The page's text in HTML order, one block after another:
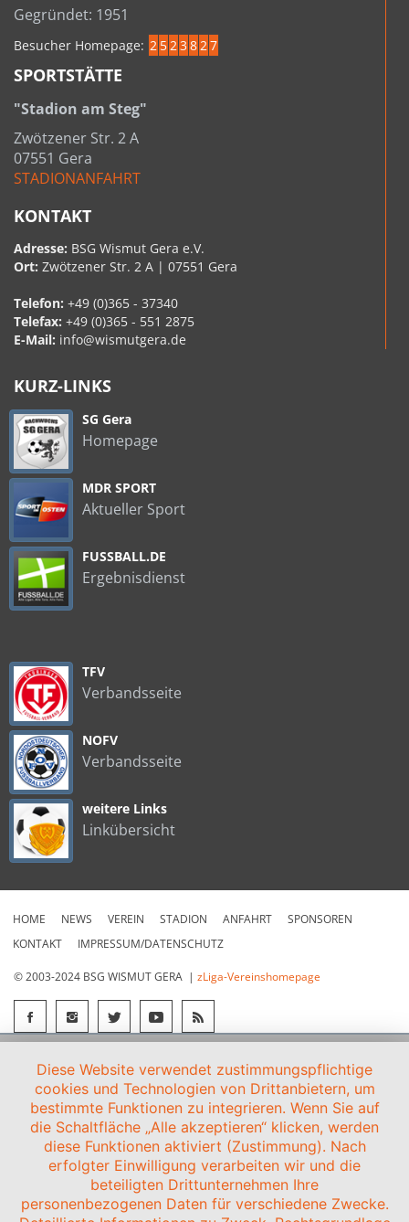
Gegründet: 1951
Besucher Homepage: 2 523 827
SPORTSTÄTTE
"Stadion am Steg"
Zwötzener Str. 2 A
07551 Gera
STADIONANFAHRT
KONTAKT
Adresse: BSG Wismut Gera e.V.
Ort: Zwötzener Str. 2 A | 07551 Gera
Telefon: +49 (0)365 - 37340
Telefax: +49 (0)365 - 551 2875
E-Mail: info@wismutgera.de
KURZ-LINKS
SG Gera
Homepage
MDR SPORT
Aktueller Sport
FUSSBALL.DE
Ergebnisdienst
TFV
Verbandsseite
NOFV
Verbandsseite
weitere Links
Linkübersicht
HOME NEWS VEREIN STADION ANFAHRT
SPONSOREN
KONTAKT
IMPRESSUM/DATENSCHUTZ
© 2003-2024 BSG WISMUT GERA | zLiga-Vereinshomepage
Diese Website verwendet zustimmungspflichtige
cookies und Technologien von Drittanbietern, um
bestimmte Funktionen zu integrieren. Wenn Sie auf
die Schaltfläche „Alle akzeptieren“ klicken, werden
diese Funktionen aktiviert (Zustimmung). Nach
erfolgter Einwilligung verarbeiten wir und die
beteiligten Drittunternehmen Ihre
personenbezogenen Daten für verschiedene Zwecke.